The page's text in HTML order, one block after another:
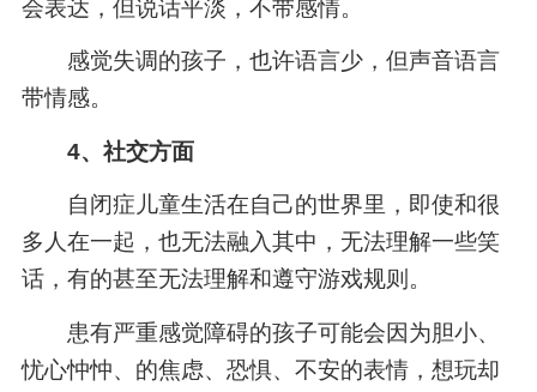
会表达，但说话平淡，不带感情。
感觉失调的孩子，也许语言少，但声音语言
带情感。
4、社交方面
自闭症儿童生活在自己的世界里，即使和很
多人在一起，也无法融入其中，无法理解一些笑
话，有的甚至无法理解和遵守游戏规则。
患有严重感觉障碍的孩子可能会因为胆小、
忧心忡忡、的焦虑、恐惧、不安的表情，想玩却